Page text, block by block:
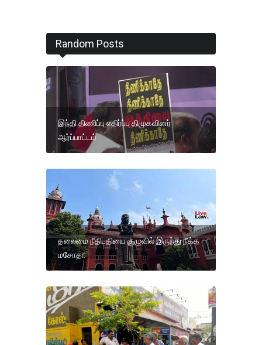
Random Posts
இந்தி திணிப்பு எதிர்ப்பு திமுகவினர்
ஆர்ப்பாட்டம்
தலைமை நீதிபதியை குழுவில் இருந்து நீக்க
மசோதா